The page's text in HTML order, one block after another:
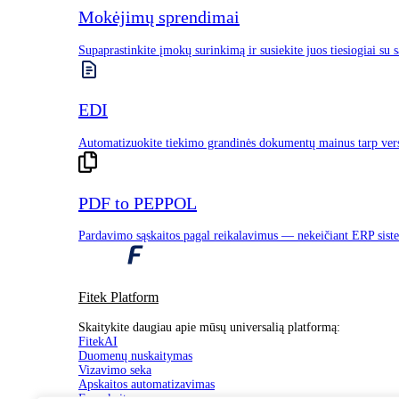
Mokėjimų sprendimai
Supaprastinkite įmokų surinkimą ir susiekite juos tiesiogiai su
EDI
Automatizuokite tiekimo grandinės dokumentų mainus tarp
PDF to PEPPOL
Pardavimo sąskaitos pagal reikalavimus — nekeičiant ERP
Fitek Platform
Skaitykite daugiau apie mūsų universalią platformą:
FitekAI
Duomenų nuskaitymas
Vizavimo seka
Apskaitos automatizavimas
Funkcijos
Duomenų nuskaitymas
Sąskaitų tvirtinimo procesas
Apskaitos automatizavimas
Išlaidų valdymas
Mobilioji aplikacija
Atraskite